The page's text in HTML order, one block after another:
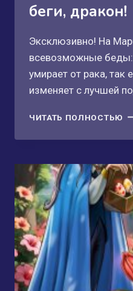
беги, дракон!
Эксклюзивно! На
всевозможные беды:
умирает от рака,
изменяет с лучшей
ЧИТАТЬ ПОЛНОСТЬЮ